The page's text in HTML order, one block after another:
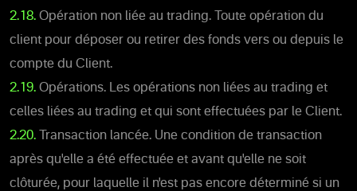
2.18. Opération non liée au trading. Toute opération du
client pour déposer ou retirer des fonds vers ou depuis le
compte du Client.
2.19. Opérations. Les opérations non liées au trading et
celles liées au trading et qui sont effectuées par le Client.
2.20. Transaction lancée. Une condition de transaction
après qu'elle a été effectuée et avant qu'elle ne soit
clôturée, pour laquelle il n'est pas encore déterminé si un